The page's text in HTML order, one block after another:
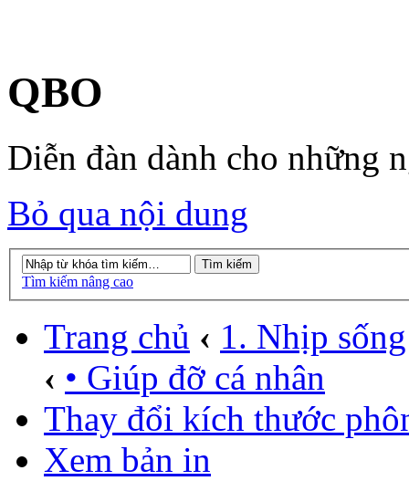
QBO
Diễn đàn dành cho những
Bỏ qua nội dung
Tìm kiếm nâng cao
Trang chủ ‹ 1. Nhịp
‹ • Giúp đỡ cá nhân
Thay đổi kích thước
Xem bản in